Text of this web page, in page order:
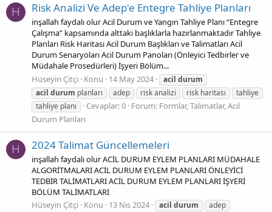
H Risk Analizi Ve Adep'e Entegre Tahliye Planları
inşallah faydalı olur Acil Durum ve Yangın Tahliye Planı “Entegre
Çalışma” kapsamında alttaki başlıklarla hazırlanmaktadır Tahliye
Planları Risk Haritası Acil Durum Başlıkları ve Talimatları Acil
Durum Senaryoları Acil Durum Panoları (Önleyici Tedbirler ve
Müdahale Prosedürleri) İşyeri Bölüm...
Hüseyin Çitçi Konu 14 May 2024 acil durum
acil durum planları adep risk analizi risk haritası
tahliye
tahliye planı
Cevaplar: 0 Forum: Formlar, Talimatlar, Acil
Durum Planları
H 2024 Talimat Güncellemeleri
inşallah faydalı olur ACİL DURUM EYLEM PLANLARI MÜDAHALE
ALGORİTMALARI ACİL DURUM EYLEM PLANLARI ÖNLEYİCİ
TEDBİR TALİMATLARI ACİL DURUM EYLEM PLANLARI İŞYERİ
BÖLÜM TALİMATLARI
Hüseyin Çitçi Konu 13 Nis 2024 acil durum
adep